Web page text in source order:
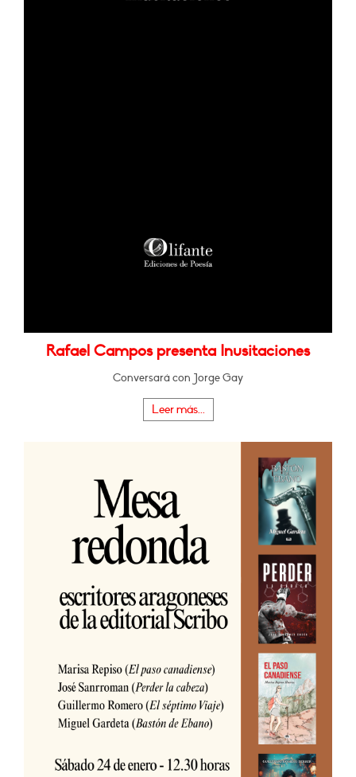
Rafael Campos presenta Inusitaciones
Conversará con Jorge Gay
Leer más...